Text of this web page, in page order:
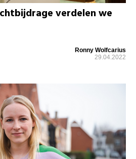
verdelen we
Ronny Wolfcarius
29.04.2022